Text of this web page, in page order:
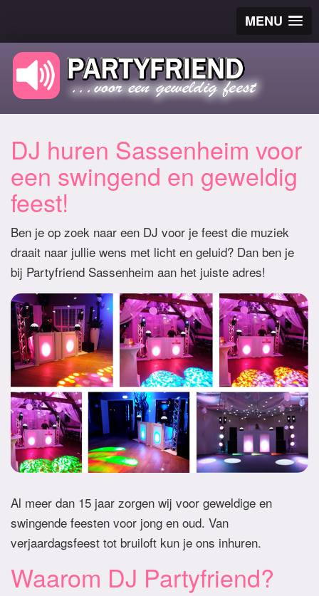
MENU
DJ huren Sassenheim voor
een swingend en geweldig
feest!
Ben je op zoek naar een DJ voor je feest die muziek
draait naar jullie wens met licht en geluid? Dan ben je
bij Partyfriend Sassenheim aan het juiste adres!
Al meer dan 15 jaar zorgen wij voor geweldige en
swingende feesten voor jong en oud. Van
verjaardagsfeest tot bruiloft kun je ons inhuren.
Waarom DJ Partyfriend?